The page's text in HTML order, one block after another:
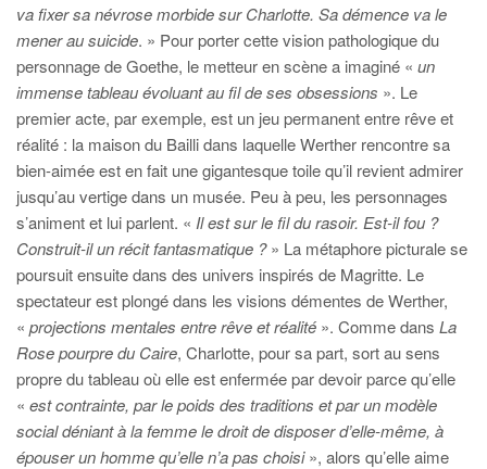
va fixer sa névrose morbide sur Charlotte. Sa démence va le
mener au suicide. » Pour porter cette vision pathologique du
personnage de Goethe, le metteur en scène a imaginé « un
immense tableau évoluant au fil de ses obsessions ». Le
premier acte, par exemple, est un jeu permanent entre rêve et
réalité : la maison du Bailli dans laquelle Werther rencontre sa
bien-aimée est en fait une gigantesque toile qu’il revient admirer
jusqu’au vertige dans un musée. Peu à peu, les personnages
s’animent et lui parlent. « Il est sur le fil du rasoir. Est-il fou ?
Construit-il un récit fantasmatique ?» La métaphore picturale se
poursuit ensuite dans des univers inspirés de Magritte. Le
spectateur est plongé dans les visions démentes de Werther,
« projections mentales entre rêve et réalité ». Comme dans La
Rose pourpre du Caire, Charlotte, pour sa part, sort au sens
propre du tableau où elle est enfermée par devoir parce qu’elle
« est contrainte, par le poids des traditions et par un modèle
social déniant à la femme le droit de disposer d’elle-même, à
épouser un homme qu’elle n’a pas choisi», alors qu’elle aime